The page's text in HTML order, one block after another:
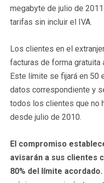
megabyte de julio de
tarifas sin incluir el IVA.
Los clientes en el
facturas de forma gratuita
Este límite se fijará en 50
datos correspondiente y
todos los clientes que no
desde julio de 2010.
El compromiso
avisarán a sus clientes
80% del límite acordado.